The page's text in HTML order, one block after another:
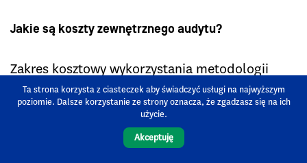
Jakie są koszty zewnętrznego audytu?
Zakres kosztowy wykorzystania metodologii
pozwalającej oszacowaćzdolność
przedsiębiorstwa jest szeroki.
Zależy od tego jak dużej zmiany wymaga firma.
Ta strona korzysta z ciasteczek aby świadczyć usługi na najwyższym
poziomie. Dalsze korzystanie ze strony oznacza, że zgadzasz się na ich
użycie.
Akceptuję